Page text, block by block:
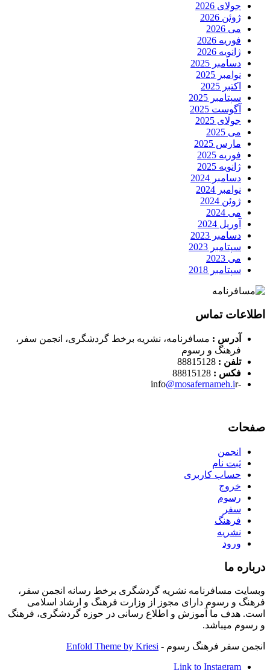
جولای 2026
ژوئن 2026
می 2026
فوریه 2026
ژانویه 2026
دسامبر 2025
نوامبر 2025
اکتبر 2025
سپتامبر 2025
آگوست 2025
جولای 2025
می 2025
مارس 2025
فوریه 2025
ژانویه 2025
دسامبر 2024
نوامبر 2024
ژوئن 2024
می 2024
آوریل 2024
دسامبر 2023
سپتامبر 2023
می 2023
سپتامبر 2018
اطلاعات تماس
آدرس : مسافرنامه، نشریه برخط گردشگری، انجمن سفر،
فرهنگ و رسوم
تلفن :
فکس :
-info
@mosafernameh.ir
صفحات
انجمن
ثبت نام
حساب کاربری
خروج
رسوم
سفر
فرهنگ
نشریه
ورود
درباره ما
وبسایت مسافرنامه نشریه گردشگری برخط رسانه انجمن سفر،
فرهنگ و رسوم دارای مجوز از وزارت فرهنگ و ارشاد اسلامی
است. هدف ما آموزش و اطلاع رسانی در حوزه گردشگری، فرهنگ
و رسوم میباشد.
انجمن سفر فرهنگ رسوم - Enfold Theme by Kriesi
Link to Instagram